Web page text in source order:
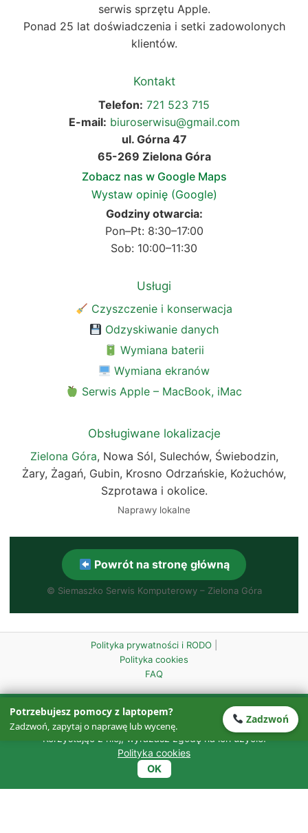
serwis sprzętu Apple.
Ponad 25 lat doświadczenia i setki zadowolonych
klientów.
Kontakt
Telefon: 721 523 715
E-mail: biuroserwisu@gmail.com
ul. Górna 47
65-269 Zielona Góra
Zobacz nas w Google Maps
Wystaw opinię (Google)
Godziny otwarcia:
Pon–Pt: 8:30–17:00
Sob: 10:00–11:30
Usługi
Czyszczenie i konserwacja
Odzyskiwanie danych
Wymiana baterii
Wymiana ekranów
Serwis Apple – MacBook, iMac
Obsługiwane lokalizacje
Zielona Góra, Nowa Sól, Sulechów, Świebodzin,
Żary, Żagań, Gubin, Krosno Odrzańskie, Kożuchów,
Szprotawa i okolice.
Naprawy lokalne
Powrót na stronę główną
© Siemaszko Serwis Komputerowy – Zielona Góra
Polityka prywatności i RODO
Polityka cookies
FAQ
Ta strona wykorzystuje pliki cookies w celu zapewnienia
prawidłowego działania oraz w celach analitycznych.
Korzystając z niej, wyrażasz zgodę na ich użycie.
Polityka cookies
OK
Potrzebujesz pomocy z laptopem?
Zadzwoń, zapytaj o naprawę lub wycenę.
Zadzwoń